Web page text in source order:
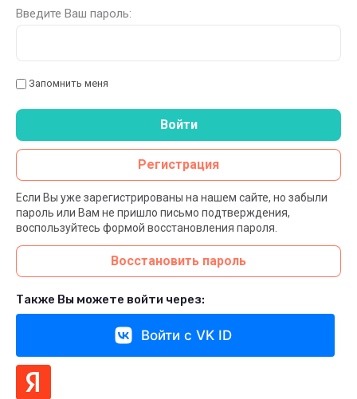
Введите Ваш пароль:
Запомнить меня
Войти
Регистрация
Если Вы уже зарегистрированы на нашем сайте, но забыли
пароль или Вам не пришло письмо подтверждения,
воспользуйтесь формой восстановления пароля.
Восстановить пароль
Также Вы можете войти через:
Войти с VK ID